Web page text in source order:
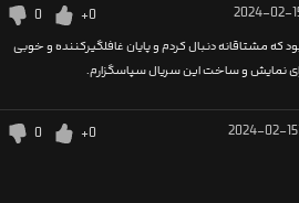
2024-02-
+0
0
که مشتاقانه دنبال کردم و پایان غافلگیرکننده و خوبی
نمایش و ساخت این سریال سپاسگزارم.
2024-02-
+0
0